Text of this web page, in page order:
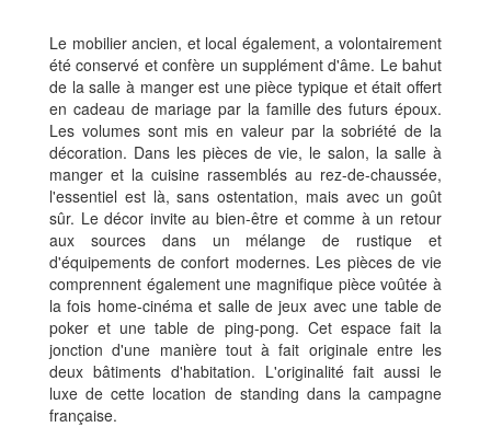
Le mobilier ancien, et local également, a volontairement
été conservé et confère un supplément d'âme. Le bahut
de la salle à manger est une pièce typique et était offert
en cadeau de mariage par la famille des futurs époux.
Les volumes sont mis en valeur par la sobriété de la
décoration. Dans les pièces de vie, le salon, la salle à
manger et la cuisine rassemblés au rez-de-chaussée,
l'essentiel est là, sans ostentation, mais avec un goût
sûr. Le décor invite au bien-être et comme à un retour
aux sources dans un mélange de rustique et
d'équipements de confort modernes. Les pièces de vie
comprennent également une magnifique pièce voûtée à
la fois home-cinéma et salle de jeux avec une table de
poker et une table de ping-pong. Cet espace fait la
jonction d'une manière tout à fait originale entre les
deux bâtiments d'habitation. L'originalité fait aussi le
luxe de cette location de standing dans la campagne
française.